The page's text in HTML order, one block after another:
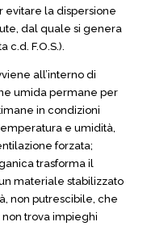
evitare la dispersione
dal quale si genera
c.d. F.O.S.).
all’interno di
umida permane per
in condizioni
e umidità,
forzata;
trasforma il
materiale stabilizzato
non putrescibile, che
trova impieghi